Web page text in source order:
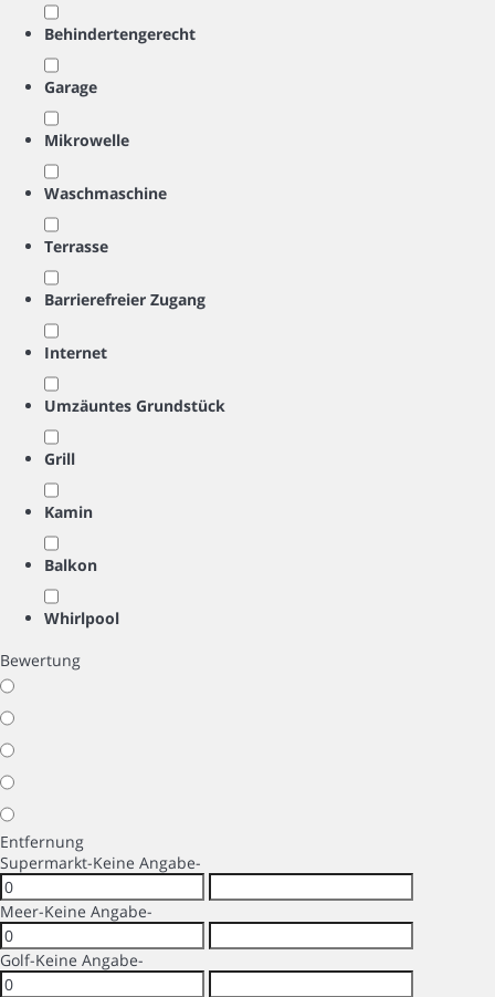
Behindertengerecht
Garage
Mikrowelle
Waschmaschine
Terrasse
Barrierefreier Zugang
Internet
Umzäuntes Grundstück
Grill
Kamin
Balkon
Whirlpool
Bewertung
Entfernung
Supermarkt-Keine Angabe-
Meer-Keine Angabe-
Golf-Keine Angabe-